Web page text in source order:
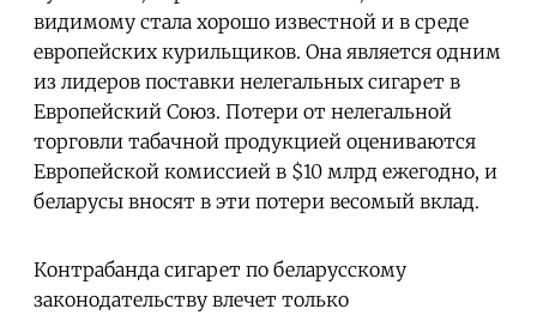
видимому стала хорошо известной и в среде
европейских курильщиков. Она является одним
из лидеров поставки нелегальных сигарет в
Европейский Союз. Потери от нелегальной
торговли табачной продукцией оцениваются
Европейской комиссией в $10 млрд ежегодно, и
беларусы вносят в эти потери весомый вклад.
Контрабанда сигарет по беларусскому
законодательству влечет только